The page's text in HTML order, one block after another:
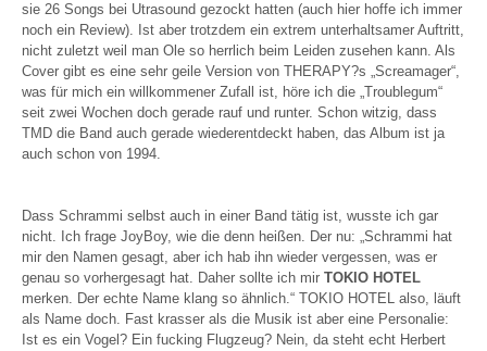
sie 26 Songs bei Utrasound gezockt hatten (auch hier hoffe ich immer
noch ein Review). Ist aber trotzdem ein extrem unterhaltsamer Auftritt,
nicht zuletzt weil man Ole so herrlich beim Leiden zusehen kann. Als
Cover gibt es eine sehr geile Version von THERAPY?s „Screamager“,
was für mich ein willkommener Zufall ist, höre ich die „Troublegum“
seit zwei Wochen doch gerade rauf und runter. Schon witzig, dass
TMD die Band auch gerade wiederentdeckt haben, das Album ist ja
auch schon von 1994.
Dass Schrammi selbst auch in einer Band tätig ist, wusste ich gar
nicht. Ich frage JoyBoy, wie die denn heißen. Der nu: „Schrammi hat
mir den Namen gesagt, aber ich hab ihn wieder vergessen, was er
genau so vorhergesagt hat. Daher sollte ich mir TOKIO HOTEL
merken. Der echte Name klang so ähnlich.“ TOKIO HOTEL also, läuft
als Name doch. Fast krasser als die Musik ist aber eine Personalie:
Ist es ein Vogel? Ein fucking Flugzeug? Nein, da steht echt Herbert